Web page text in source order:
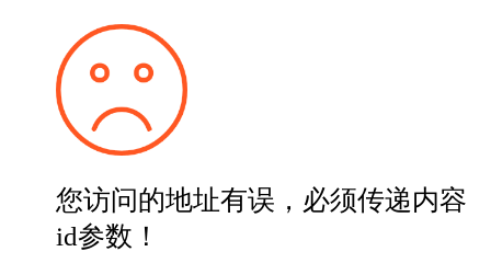
您访问的地址有误，必须传递内容
id参数！